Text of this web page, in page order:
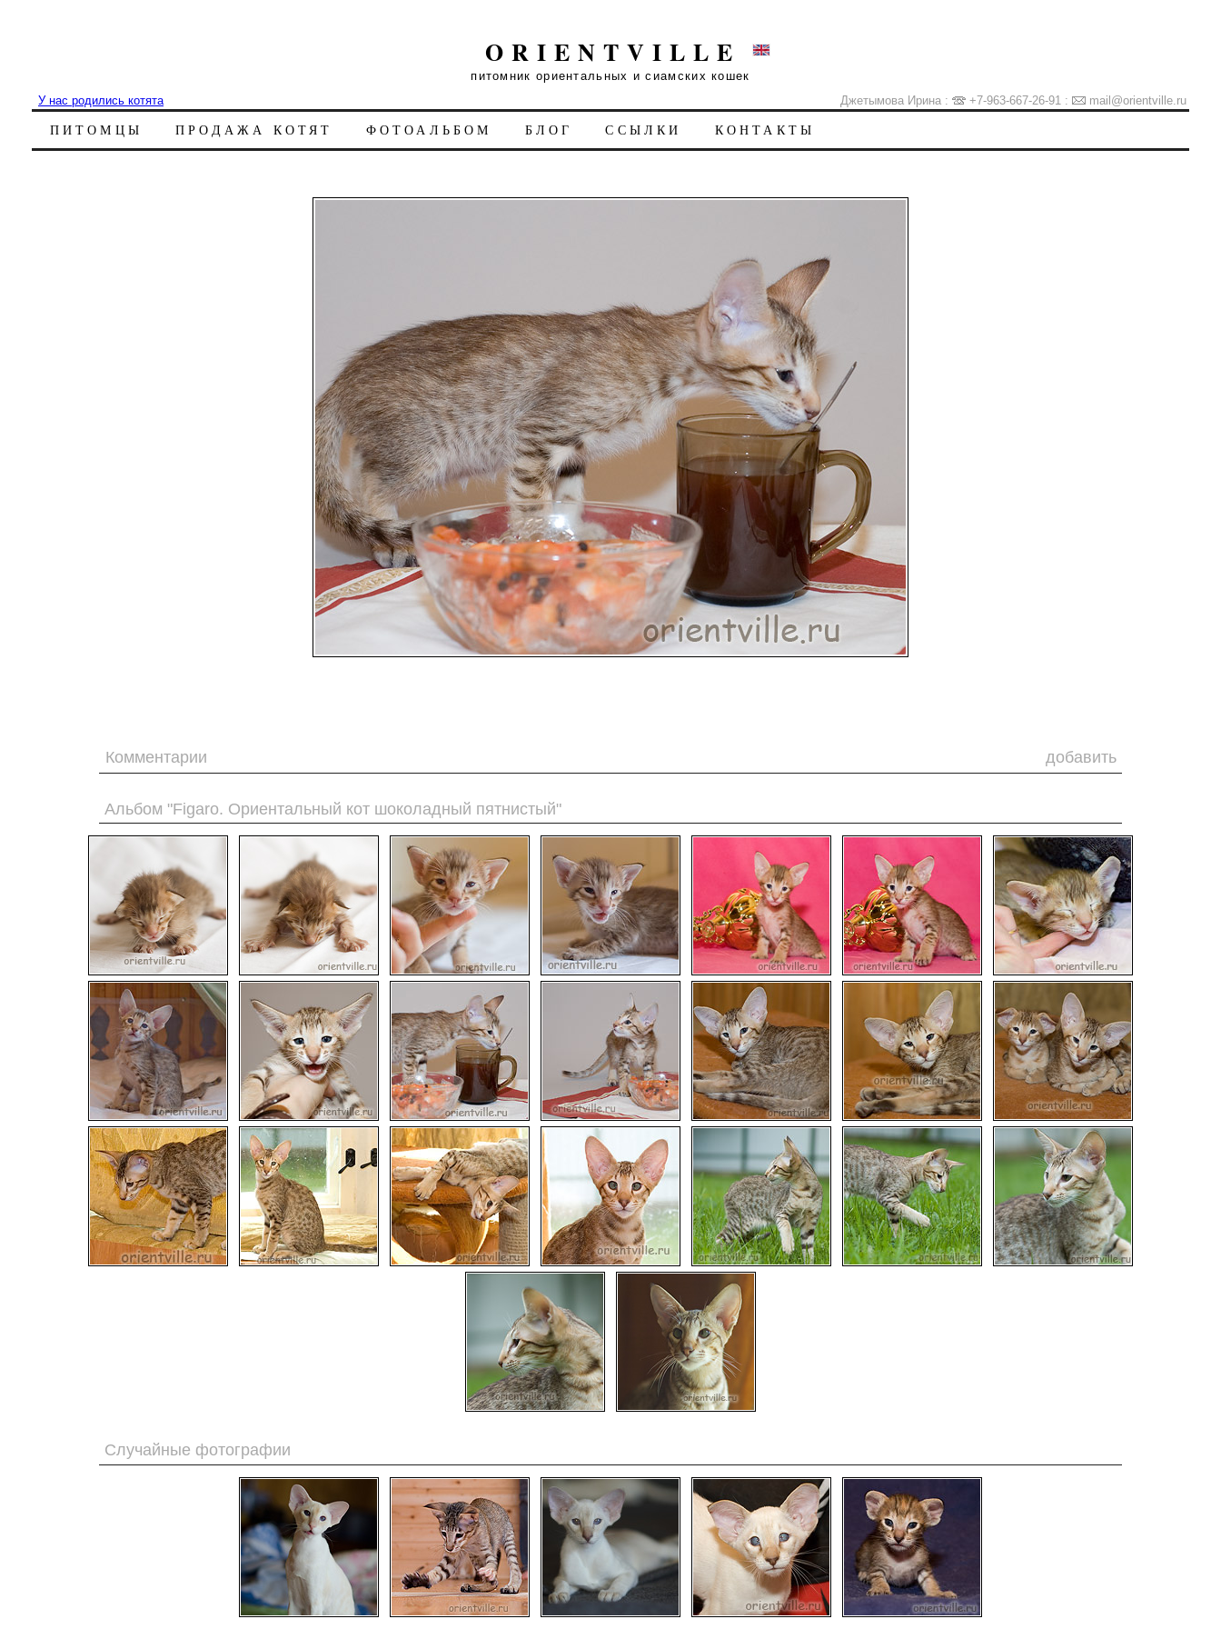
ORIENTVILLE
питомник ориентальных и сиамских кошек
У нас родились котята
Джетымова Ирина : +7-963-667-26-91 : mail@orientville.ru
ПИТОМЦЫ ПРОДАЖА КОТЯТ ФОТОАЛЬБОМ БЛОГ ССЫЛКИ КОНТАКТЫ
Комментарии добавить
Альбом "Figaro. Ориентальный кот шоколадный пятнистый"
Случайные фотографии